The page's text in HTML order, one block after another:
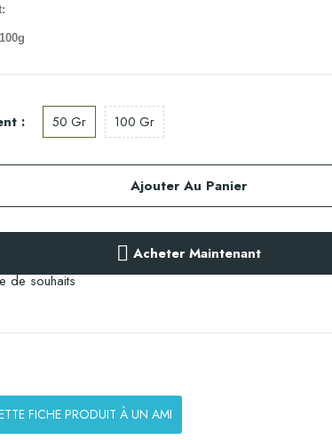
: 50 Gr 100 Gr
Ajouter Au Panier
Acheter Maintenant
de souhaits
FICHE PRODUIT À UN AMI